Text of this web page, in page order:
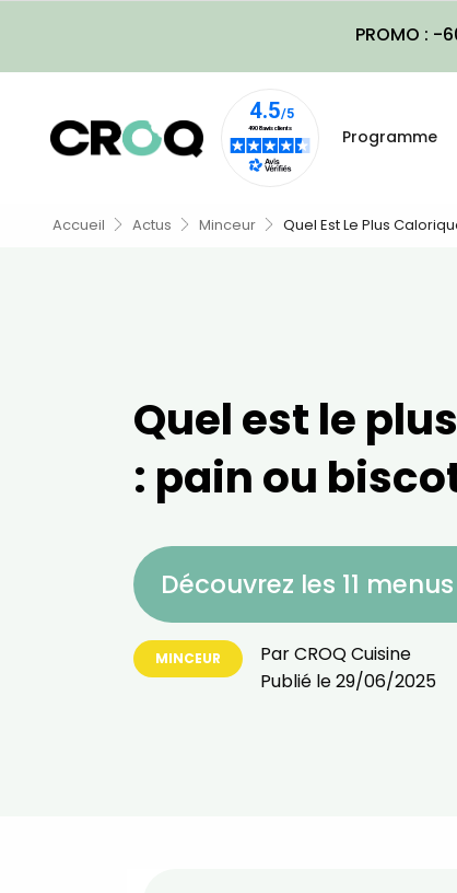
PROMO : -
Programme
Accueil Actus Minceur Quel Est Le Plus
Quel est le
: pain ou
Découvrez les 11
MINCEUR ParCROQ Cuisine
Publié le29/06/2025